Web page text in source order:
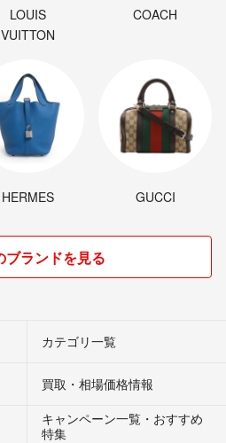
LOUIS
VUITTON
COACH
HERMES GUCCI
ブランドを見る
カテゴリ一覧
買取・相場価格情報
キャンペーン一覧・おすすめ
特集